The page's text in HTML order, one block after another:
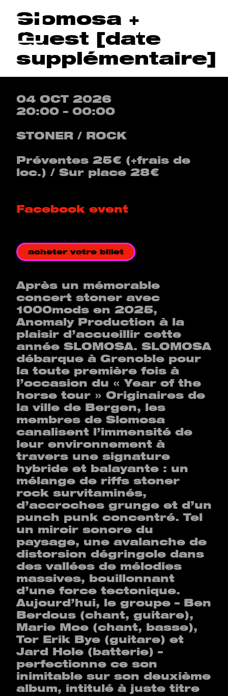
Menu
Slomosa +
Guest [date
supplémentaire]
Après un mémorable
concert stoner avec
1000mods en 2025,
Anomaly Production à la
plaisir d’accueillir cette
année SLOMOSA. SLOMOSA
débarque à Grenoble pour
la toute première fois à
l’occasion du « Year of the
horse tour » Originaires de
la ville de Bergen, les
membres de Slomosa
canalisent l’immensité de
leur environnement à
travers une signature
hybride et balayante : un
mélange de riffs stoner
rock survitaminés,
d’accroches grunge et d’un
punch punk concentré. Tel
un miroir sonore du
paysage, une avalanche de
distorsion dégringole dans
des vallées de mélodies
massives, bouillonnant
d’une force tectonique.
Aujourd’hui, le groupe – Ben
Berdous (chant, guitare),
Marie Moe (chant, basse),
Tor Erik Bye (guitare) et
Jard Hole (batterie) –
perfectionne ce son
inimitable sur son deuxième
album, intitulé à juste titre
04 OCT 2026
20:00 – 00:00
STONER / ROCK
Préventes 25€ (+frais de
loc.) / Sur place 28€
Facebook event
acheter votre billet